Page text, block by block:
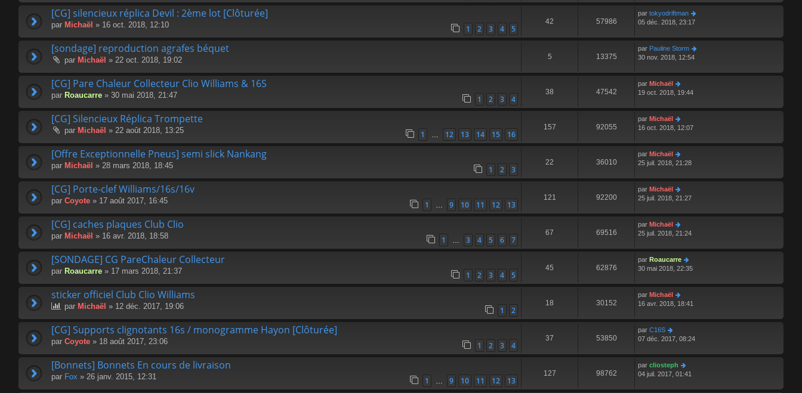
[CG] silencieux réplica Devil : 2ème lot [Clôturée]
par Michaël » 16 oct. 2018, 12:10 1 2 3 4 5
42 57986
par tokyodriftman
05 déc. 2018, 23:17
[sondage] reproduction agrafes béquet
par Michaël » 22 oct. 2018, 19:02 5 13375
par Pauline Storm
30 nov. 2018, 12:54
[CG] Pare Chaleur Collecteur Clio Williams & 16S
par Roaucarre » 30 mai 2018, 21:47 1 2 3 4
38 47542
par Michaël
19 oct. 2018, 19:44
[CG] Silencieux Réplica Trompette
par Michaël » 22 août 2018, 13:25 1 … 12 13 14 15 16
157 92055
par Michaël
16 oct. 2018, 12:07
[Offre Exceptionnelle Pneus] semi slick Nankang
par Michaël » 28 mars 2018, 18:45 1 2 3
22 36010
par Michaël
25 juil. 2018, 21:28
[CG] Porte-clef Williams/16s/16v
par Coyote » 17 août 2017, 16:45 1 … 9 10 11 12 13
121 92200
par Michaël
25 juil. 2018, 21:27
[CG] caches plaques Club Clio
par Michaël » 16 avr. 2018, 18:58 1 … 3 4 5 6 7
67 69516
par Michaël
25 juil. 2018, 21:24
[SONDAGE] CG PareChaleur Collecteur
par Roaucarre » 17 mars 2018, 21:37 1 2 3 4 5
45 62876
par Roaucarre
30 mai 2018, 22:35
sticker officiel Club Clio Williams
par Michaël » 12 déc. 2017, 19:06 1 2
18 30152
par Michaël
16 avr. 2018, 18:41
[CG] Supports clignotants 16s / monogramme Hayon [Clôturée]
par Coyote » 18 août 2017, 23:06 1 2 3 4
37 53850
par C16S
07 déc. 2017, 08:24
[Bonnets] Bonnets En cours de livraison
par Fox » 26 janv. 2015, 12:31 1 … 9 10 11 12 13
127 98762
par cliosteph
04 juil. 2017, 01:41